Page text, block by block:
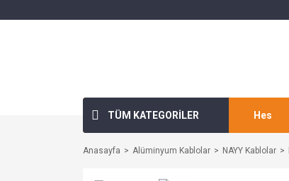
TÜM KATEGORİLER Hes
Anasayfa Alüminyum Kablolar NAYY Kablolar